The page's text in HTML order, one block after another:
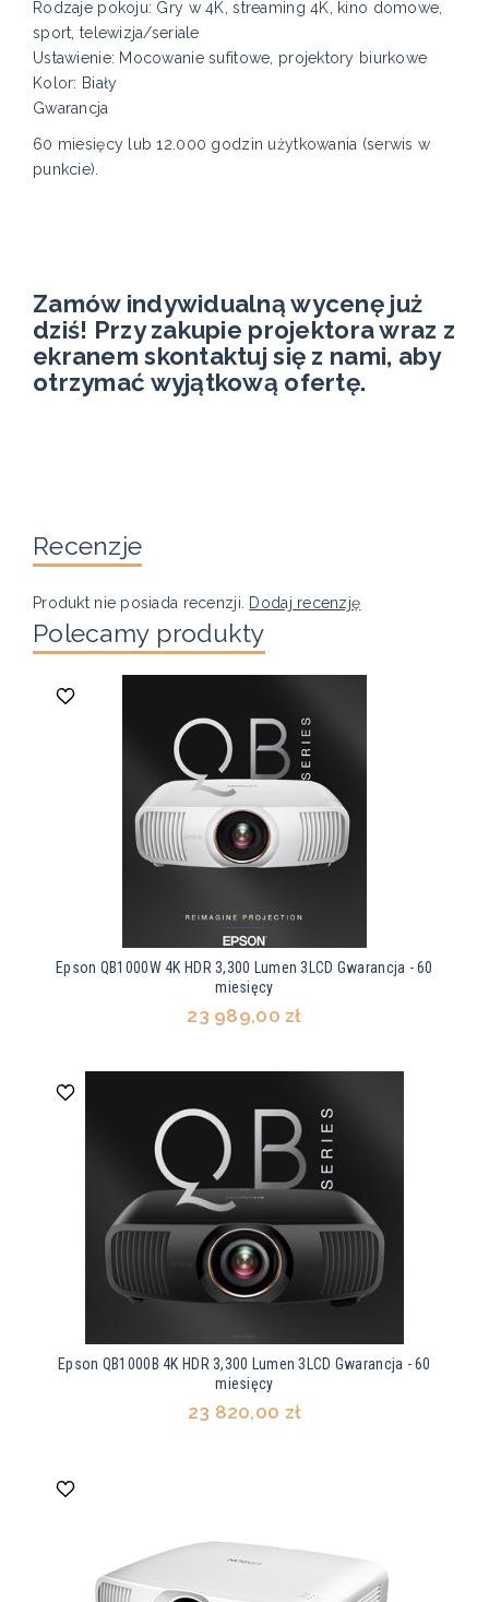
Rodzaje pokoju: Gry w 4K, streaming 4K, kino domowe,
sport, telewizja/seriale
Ustawienie: Mocowanie sufitowe, projektory biurkowe
Kolor: Biały
Gwarancja
60 miesięcy lub 12.000 godzin użytkowania (serwis w
punkcie).
Zamów indywidualną wycenę już
dziś! Przy zakupie projektora wraz z
ekranem skontaktuj się z nami, aby
otrzymać wyjątkową ofertę.
Recenzje
Produkt nie posiada recenzji. Dodaj recenzję
Polecamy produkty
Epson QB1000W 4K HDR 3,300 Lumen 3LCD Gwarancja - 60
miesięcy
23 989,00 zł
Epson QB1000B 4K HDR 3,300 Lumen 3LCD Gwarancja - 60
miesięcy
23 820,00 zł